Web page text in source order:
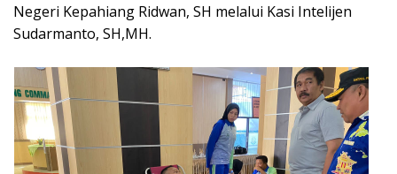
Negeri Kepahiang Ridwan, SH melalui Kasi Intelijen
Sudarmanto, SH,MH.